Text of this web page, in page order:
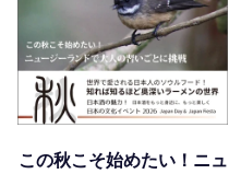
この秋こそ始めたい！ニュ